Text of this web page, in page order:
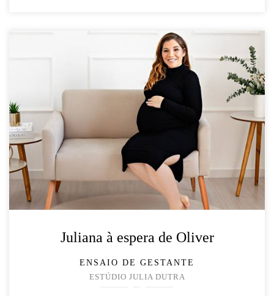
Juliana à espera de Oliver
ENSAIO DE GESTANTE
ESTÚDIO JULIA DUTRA